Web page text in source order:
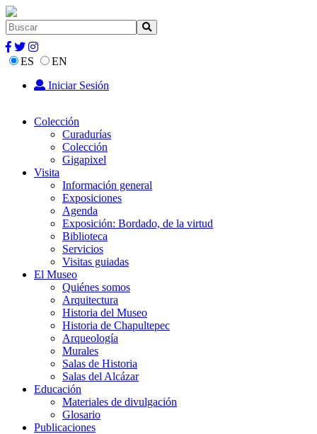
ES
EN
Iniciar Sesión
Colección
Curadurías
Colección
Gigapixel
Visita
Información general
Exposiciones
Agenda
Exposición: Bordado, de la virtud
Biblioteca
Servicios
Visitas guiadas
El Museo
Quiénes somos
Arquitectura
Historia del Museo
Historia de Chapultepec
Arqueología
Murales
Salas de Historia
Salas del Alcázar
Educación
Materiales de divulgación
Glosario
Publicaciones